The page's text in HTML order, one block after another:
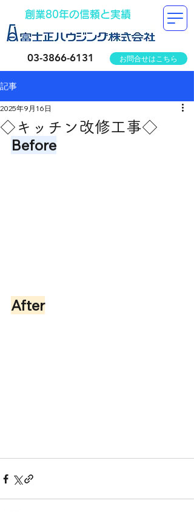
創業80年の信頼と実績
03-3866-6131 お問合せはこちら
記事
◇キッチン改修工事◇
2025年9月16日
Before
After